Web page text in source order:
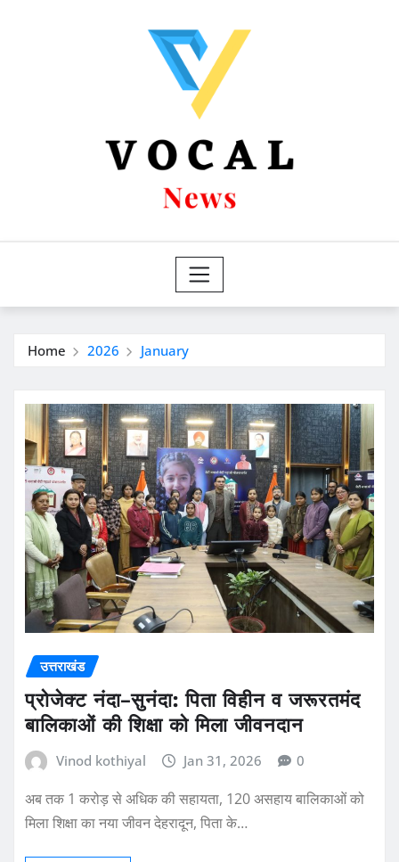
Home 2026 January
उत्तराखंड
प्रोजेक्ट नंदा–सुनंदा: पिता विहीन व जरूरतमंद
बालिकाओं की शिक्षा को मिला जीवनदान
Vinod kothiyal Jan 31, 2026 0
अब तक 1 करोड़ से अधिक की सहायता, 120 असहाय बालिकाओं को
मिला शिक्षा का नया जीवन देहरादून, पिता के…